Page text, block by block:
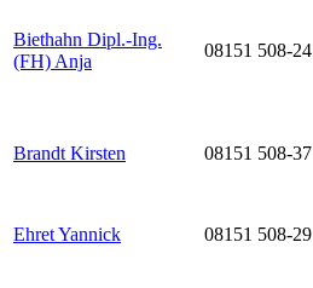
Biethahn Dipl.-Ing.
(FH) Anja
08151 508-24
Brandt Kirsten 08151 508-37
Ehret Yannick 08151 508-29